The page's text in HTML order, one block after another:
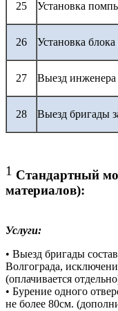
25 Установка
26 Установка
27 Выезд инженера
28 Выезд бригады
1 Стандартный
материалов):
Услуги:
• Выезд бригады
Волгограда,
(оплачивается
• Бурение одного
не более 80см.